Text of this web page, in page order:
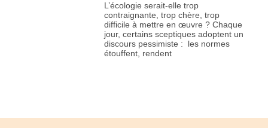
L’écologie serait-elle trop
contraignante, trop chère, trop
difficile à mettre en œuvre ? Chaque
jour, certains sceptiques adoptent un
discours pessimiste : les normes
étouffent, rendent